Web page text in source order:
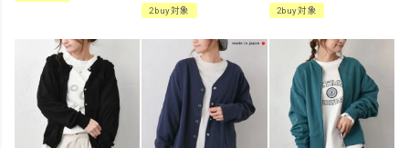
2buy対象 2buy対象